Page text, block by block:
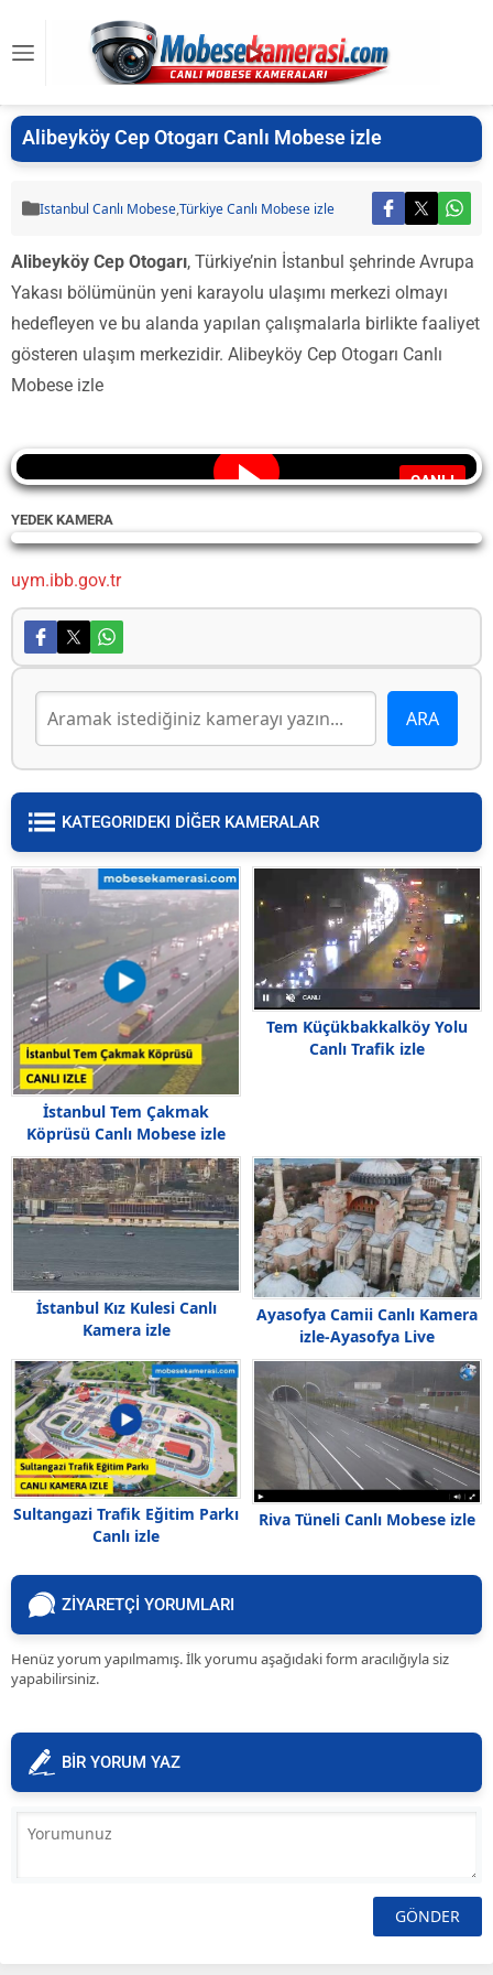
Alibeyköy Cep Otogarı Canlı Mobese izle
Istanbul Canlı Mobese,Türkiye Canlı Mobese izle
Alibeyköy Cep Otogarı, Türkiye’nin İstanbul şehrinde Avrupa
Yakası bölümünün yeni karayolu ulaşımı merkezi olmayı
hedefleyen ve bu alanda yapılan çalışmalarla birlikte faaliyet
gösteren ulaşım merkezidir. Alibeyköy Cep Otogarı Canlı
Mobese izle
CANLI
YEDEK KAMERA
Yayın Yükleniyor...
uym.ibb.gov.tr
KATEGORIDEKI DİĞER KAMERALAR
İstanbul Tem Çakmak
Köprüsü Canlı Mobese izle
Tem Küçükbakkalköy Yolu
Canlı Trafik izle
İstanbul Kız Kulesi Canlı
Kamera izle
Ayasofya Camii Canlı Kamera
izle-Ayasofya Live
Sultangazi Trafik Eğitim Parkı
Canlı izle
Riva Tüneli Canlı Mobese izle
ZİYARETÇİ YORUMLARI
Henüz yorum yapılmamış. İlk yorumu aşağıdaki form aracılığıyla siz
yapabilirsiniz.
BİR YORUM YAZ